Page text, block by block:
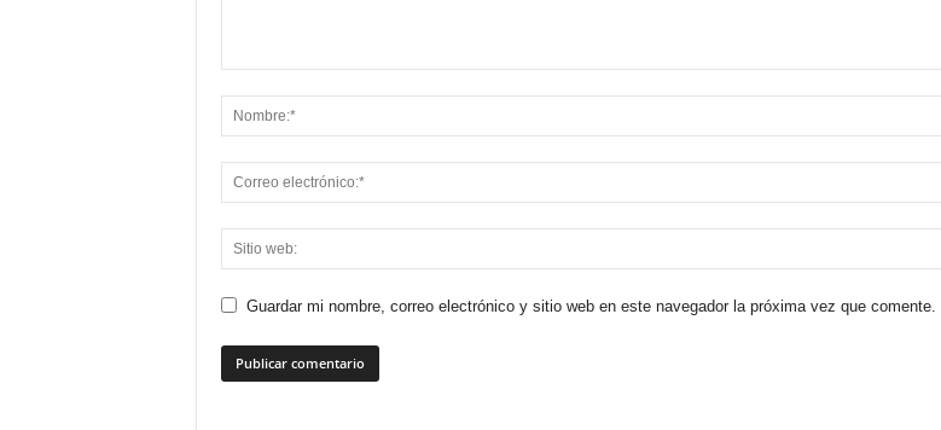
Guardar mi nombre, correo electrónico y sitio web en este navegador la próxima vez que comente.